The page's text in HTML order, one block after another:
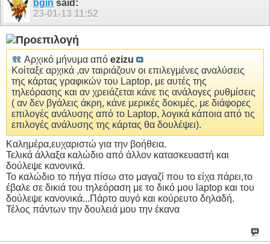
bgin said:
23-01-13 11:52
Αρχικό μήνυμα από ezizu
Κοίταξε αρχικά ,αν ταιριάζουν οι επιλεγμένες αναλύσεις
της κάρτας γραφικών του Laptop, με αυτές της
τηλεόρασης και αν χρειάζεται κάνε τις ανάλογες ρυθμίσεις
( αν δεν βγάλεις άκρη, κάνε μερικές δοκιμές, με διάφορες
επιλογές ανάλυσης από το Laptop, λογικά κάποια από τις
επιλογές ανάλυσης της κάρτας θα δουλέψει).
Καλημέρα,ευχαριστώ για την βοήθεια.
Τελικά άλλαξα καλώδιο από άλλον κατασκευαστή και
δούλεψε κανονικά.
Το καλώδιο το πήγα πίσω στο μαγαζί που το είχα πάρει,το
έβαλε σε δικιά του τηλεόραση με το δικό μου laptop και του
δούλεψε κανονικά...Πάρτο αυγό και κούρευτο δηλαδή.
Τέλος πάντων την δουλειά μου την έκανα